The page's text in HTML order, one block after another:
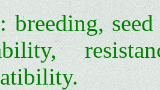
breeding,